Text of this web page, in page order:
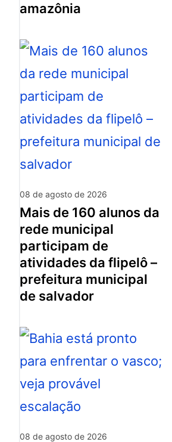
amazônia
08 de agosto de 2026
mais de 160 alunos da
rede municipal
participam de
atividades da flipelô –
prefeitura municipal
de salvador
08 de agosto de 2026